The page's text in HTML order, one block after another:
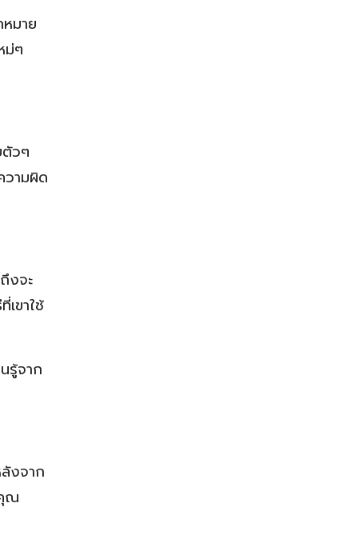
มาย
ม่ๆ
วๆ
วามผิด
งจะ
ขาใช้
รู้จาก
งจาก
ณ